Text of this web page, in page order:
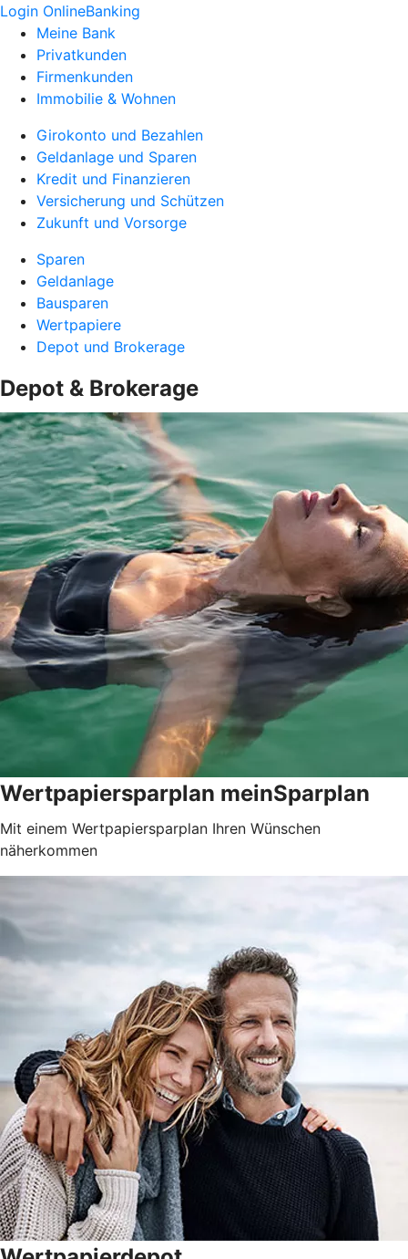
Login OnlineBanking
Meine Bank
Privatkunden
Firmenkunden
Immobilie & Wohnen
Girokonto und Bezahlen
Geldanlage und Sparen
Kredit und Finanzieren
Versicherung und Schützen
Zukunft und Vorsorge
Sparen
Geldanlage
Bausparen
Wertpapiere
Depot und Brokerage
Depot & Brokerage
Wertpapiersparplan meinSparplan
Mit einem Wertpapiersparplan Ihren Wünschen
näherkommen